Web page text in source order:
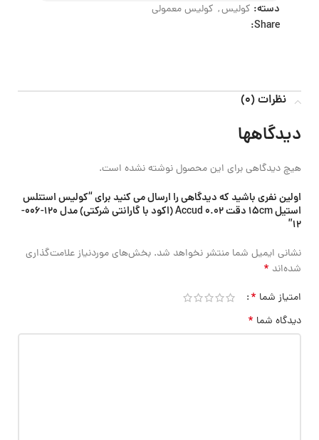
دسته: کولیس, کولیس معمولی
Share:
نظرات (0)
دیدگاهها
هیچ دیدگاهی برای این محصول نوشته نشده است.
اولین نفری باشید که دیدگاهی را ارسال می کنید برای “کولیس استنلس
استیل 15cm دقت 0.02 Accud (اکود با گارانتی شرکتی) مدل 120-006-
12”
نشانی ایمیل شما منتشر نخواهد شد. بخش‌های موردنیاز علامت‌گذاری
شده‌اند *
امتیاز شما *
دیدگاه شما *